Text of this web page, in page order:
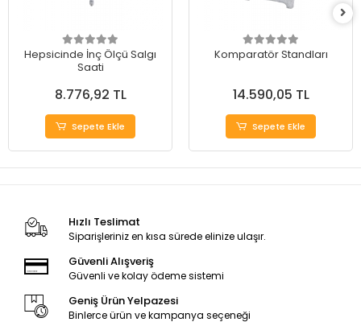
Hepsicinde İnç Ölçü Salgı
Saati
8.776,92 TL
Sepete Ekle
Komparatör Standları
14.590,05 TL
Sepete Ekle
Hızlı Teslimat
Siparişleriniz en kısa sürede elinize ulaşır.
Güvenli Alışveriş
Güvenli ve kolay ödeme sistemi
Geniş Ürün Yelpazesi
Binlerce ürün ve kampanya seçeneği